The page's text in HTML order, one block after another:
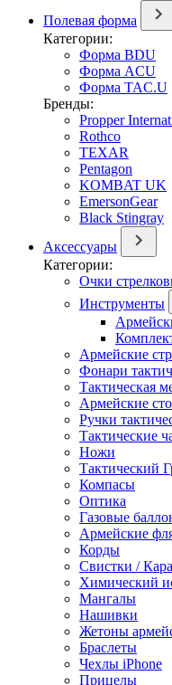
Полевая форма
Категории:
Форма BDU
Форма ACU
Форма TAC.U
Бренды:
Propper
Rothco
TEXAR
Pentagon
KOMBAT UK
EmersonGear
Black Stingray
Аксессуары
Категории:
Очки
Инструменты
Армейские
Фонари
Тактическая
Армейские
Ручки
Тактические
Ножи
Тактический
Компасы
Оптика
Газовые
Армейские
Корды
Свистки /
Химический
Мангалы
Нашивки
Жетоны
Браслеты
Чехлы iPhone
Прицелы